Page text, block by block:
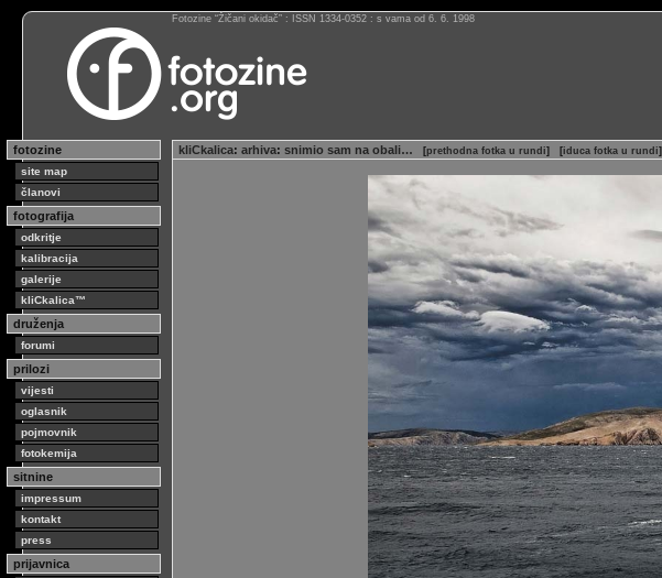
Fotozine “Žičani okidač” : ISSN 1334-0352 : s vama od 6. 6. 1998
fotozine
site map
članovi
fotografija
odkritje
kalibracija
galerije
kliCkalica™
druženja
forumi
prilozi
vijesti
oglasnik
pojmovnik
fotokemija
sitnine
impressum
kontakt
press
prijavnica
kliCkalica: arhiva: snimio sam na obali… [prethodna fotka u rundi] [iduca fotka u rundi]